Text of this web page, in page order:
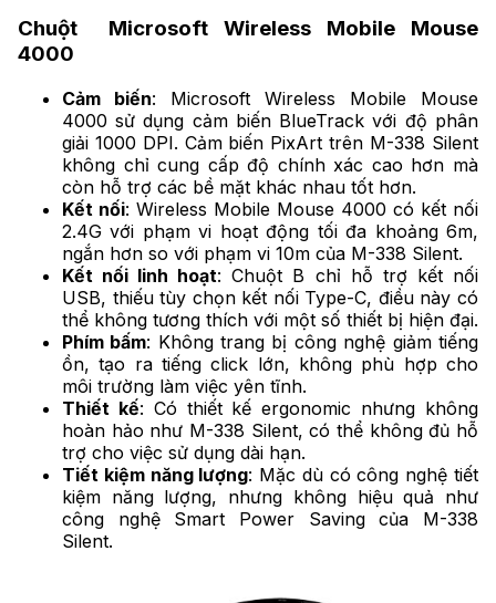
Chuột Microsoft Wireless Mobile Mouse
4000
Cảm biến: Microsoft Wireless Mobile Mouse
4000 sử dụng cảm biến BlueTrack với độ phân
giải 1000 DPI. Cảm biến PixArt trên M-338 Silent
không chỉ cung cấp độ chính xác cao hơn mà
còn hỗ trợ các bề mặt khác nhau tốt hơn.
Kết nối: Wireless Mobile Mouse 4000 có kết nối
2.4G với phạm vi hoạt động tối đa khoảng 6m,
ngắn hơn so với phạm vi 10m của M-338 Silent.
Kết nối linh hoạt: Chuột B chỉ hỗ trợ kết nối
USB, thiếu tùy chọn kết nối Type-C, điều này có
thể không tương thích với một số thiết bị hiện đại.
Phím bấm: Không trang bị công nghệ giảm tiếng
ồn, tạo ra tiếng click lớn, không phù hợp cho
môi trường làm việc yên tĩnh.
Thiết kế: Có thiết kế ergonomic nhưng không
hoàn hảo như M-338 Silent, có thể không đủ hỗ
trợ cho việc sử dụng dài hạn.
Tiết kiệm năng lượng: Mặc dù có công nghệ tiết
kiệm năng lượng, nhưng không hiệu quả như
công nghệ Smart Power Saving của M-338
Silent.